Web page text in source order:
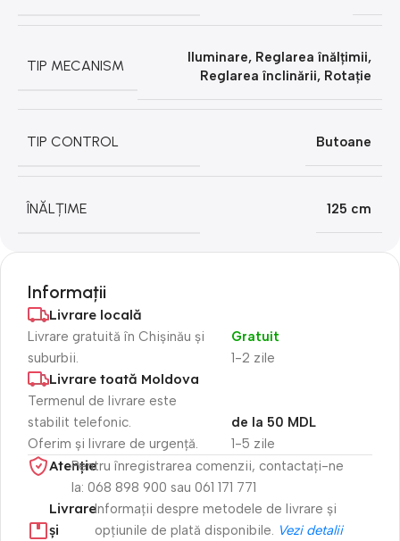
TIP MECANISM
Iluminare, Reglarea înălțimii,
Reglarea înclinării, Rotație
TIP CONTROL Butoane
ÎNĂLȚIME 125 cm
Informații
Livrare locală
Livrare gratuită în Chișinău și
suburbii.
1-2 zile
Gratuit
Livrare toată Moldova
Termenul de livrare este
stabilit telefonic.
Oferim și livrare de urgență.
1-5 zile
de la 50 MDL
Atenție​Pentru înregistrarea comenzii, contactați-ne
la: 068 898 900 sau 061 171 771
Livrare
și
Informații despre metodele de livrare și
opțiunile de plată disponibile. Vezi detalii